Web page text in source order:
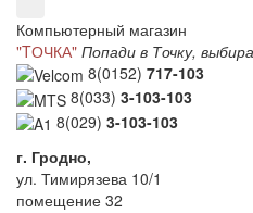
Компьютерный магазин
"TОЧКА" Попади в Точку,
8(0152) 717-103
8(033) 3-103-103
8(029) 3-103-103
г. Гродно,
ул. Тимирязева 10/1
помещение 32